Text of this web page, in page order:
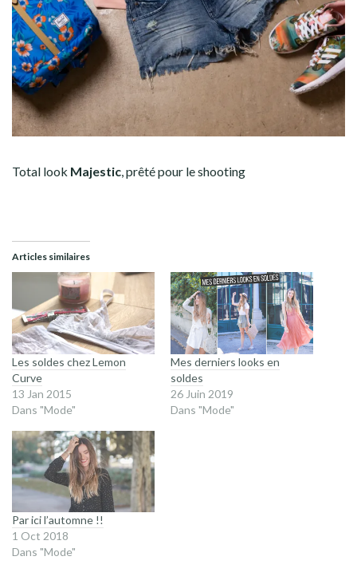
Total look Majestic, prêté pour le shooting
Articles similaires
Les soldes chez Lemon
Curve
13 Jan 2015
Dans "Mode"
Mes derniers looks en
soldes
26 Juin 2019
Dans "Mode"
Par ici l’automne !!
1 Oct 2018
Dans "Mode"